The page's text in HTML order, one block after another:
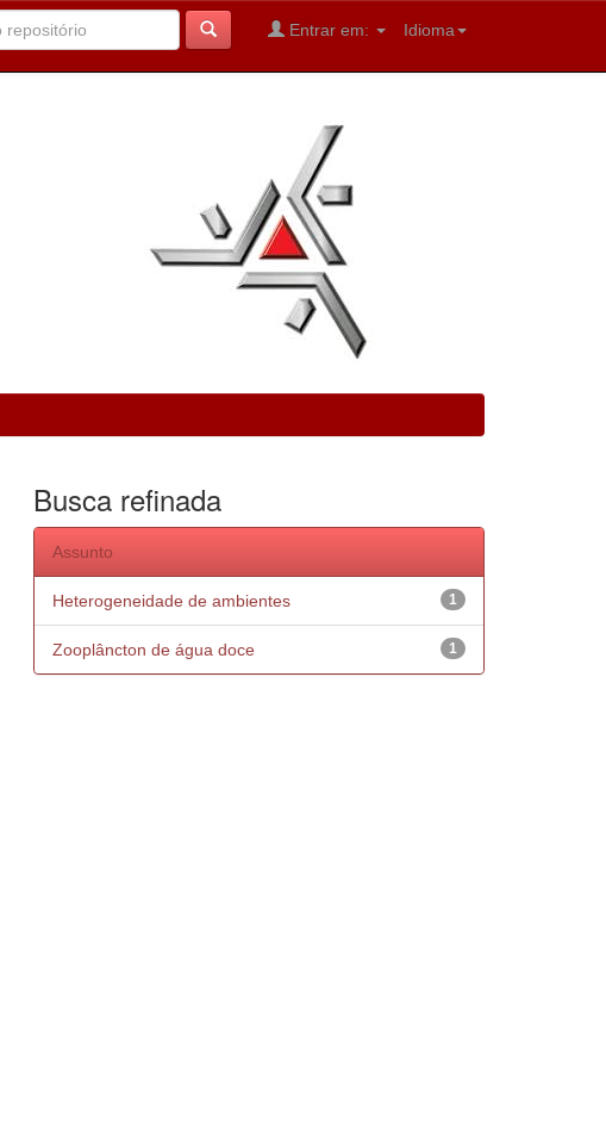
Idioma
Entrar em:
Busca refinada
Assunto
1
Heterogeneidade de ambientes
1
Zooplâncton de água doce